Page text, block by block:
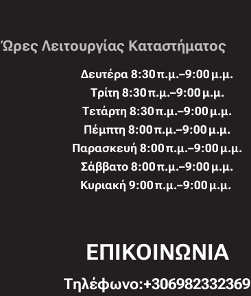
Ώρες Λειτουργίας Καταστήματος
Δευτέρα 8:30 π.μ.–9:00 μ.μ.
Τρίτη 8:30 π.μ.–9:00 μ.μ.
Τετάρτη 8:30 π.μ.–9:00 μ.μ.
Πέμπτη 8:00 π.μ.–9:00 μ.μ.
Παρασκευή 8:00 π.μ.–9:00 μ.μ.
Σάββατο 8:00 π.μ.–9:00 μ.μ.
Κυριακή 9:00 π.μ.–9:00 μ.μ.
ΕΠΙΚΟΙΝΩΝΙΑ
Τηλέφωνo:+306982332369